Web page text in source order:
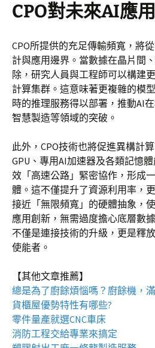
CPO對未來AI應
CPO所提供的充足傳輸頻寬，將
計與應用邊界。當數據在晶片間
除，研究人員與工程師可以構建
計算集群。這意味著更複雜的模
時的推理服務得以部署，推動AI
智慧製造等領域的突破。
此外，CPO技術也將促進異構計
GPU、專用AI加速器及各類記憶
效「高速公路」緊密協作，形成
體。這不僅提升了資源利用率，
接近「無限頻寬」的硬體抽象，
應用創新，無需過度擔心底層數
不僅是連接技術的升級，更是釋
使能者。
【其他文章推薦】
總是為了廚餘煩惱嗎？ 廚餘機 ，
貨櫃屋優勢特性有哪些?
零件量產就選CNC車床
消防工程交給專業來搞定